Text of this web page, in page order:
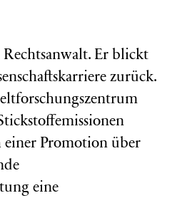
Er blickt
zurück.
einer Promotion über
eine